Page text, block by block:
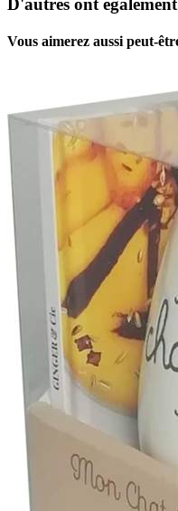
D'autres ont
Vous aimerez aussi peut-